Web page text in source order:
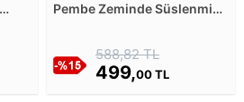
Pembe Zeminde Süslenmiş
588,82 TL
499,00 TL